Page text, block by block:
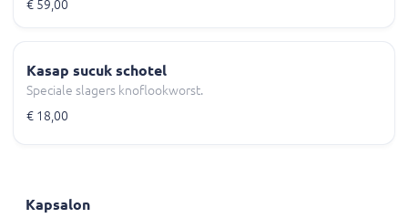
€ 59,00
Kasap sucuk schotel
Speciale slagers knoflookworst.
€ 18,00
Kapsalon